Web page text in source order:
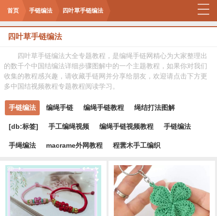
首页 手链编法 四叶草手链编法
四叶草手链编法
四叶草手链编法大全专题教程，是编绳手链网精心为大家整理出
的数千个中国结编法详细步骤图解中的一个主题教程，如果你对我们
收集的教程感兴趣，请收藏手链网并分享给朋友，欢迎请点击下方更
多中国结视频教程专题教程阅读学习。
手链编法 编绳手链 编绳手链教程 绳结打法图解
[db:标签] 手工编绳视频 编绳手链视频教程 手链编法
手绳编法 macrame外网教程 程蕓木手工编织